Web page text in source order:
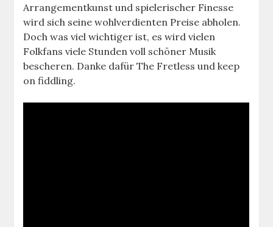
Arrangementkunst und spielerischer Finesse
wird sich seine wohlverdienten Preise abholen.
Doch was viel wichtiger ist, es wird vielen
Folkfans viele Stunden voll schöner Musik
bescheren. Danke dafür The Fretless und keep
on fiddling.